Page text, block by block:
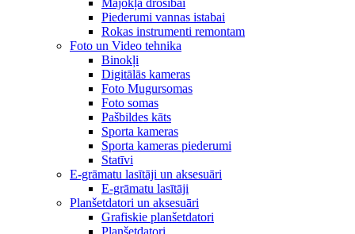
Mājokļa drošībai
Piederumi vannas istabai
Rokas instrumenti remontam
Foto un Video tehnika
Binokļi
Digitālās kameras
Foto Mugursomas
Foto somas
Pašbildes kāts
Sporta kameras
Sporta kameras piederumi
Statīvi
E-grāmatu lasītāji un aksesuāri
E-grāmatu lasītāji
Planšetdatori un aksesuāri
Grafiskie planšetdatori
Planšetdatori